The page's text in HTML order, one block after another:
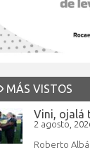
MÁS VISTOS
Vini, ojalá
2 agosto,
Roberto